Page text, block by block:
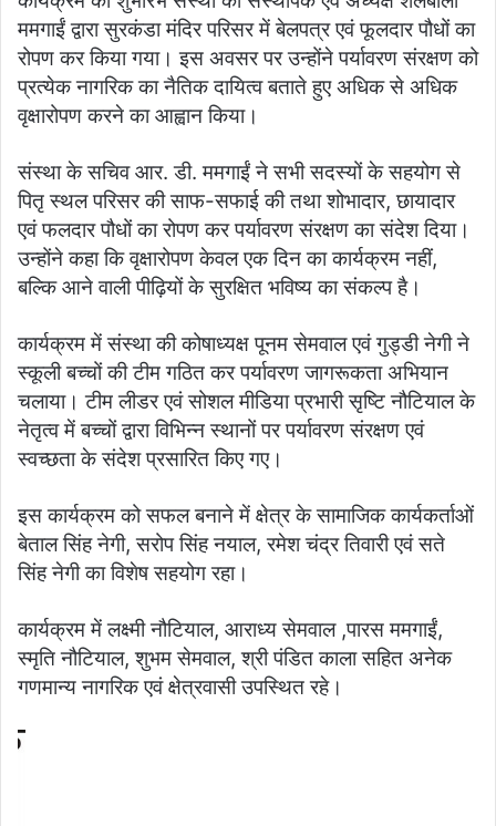
ममगाईं द्वारा सुरकंडा मंदिर परिसर में बेलपत्र एवं फूलदार पौधों का
रोपण कर किया गया। इस अवसर पर उन्होंने पर्यावरण संरक्षण को
प्रत्येक नागरिक का नैतिक दायित्व बताते हुए अधिक से अधिक
वृक्षारोपण करने का आह्वान किया।
संस्था के सचिव आर. डी. ममगाईं ने सभी सदस्यों के सहयोग से
पितृ स्थल परिसर की साफ-सफाई की तथा शोभादार, छायादार
एवं फलदार पौधों का रोपण कर पर्यावरण संरक्षण का संदेश दिया।
उन्होंने कहा कि वृक्षारोपण केवल एक दिन का कार्यक्रम नहीं,
बल्कि आने वाली पीढ़ियों के सुरक्षित भविष्य का संकल्प है।
कार्यक्रम में संस्था की कोषाध्यक्ष पूनम सेमवाल एवं गुड्डी नेगी ने
स्कूली बच्चों की टीम गठित कर पर्यावरण जागरूकता अभियान
चलाया। टीम लीडर एवं सोशल मीडिया प्रभारी सृष्टि नौटियाल के
नेतृत्व में बच्चों द्वारा विभिन्न स्थानों पर पर्यावरण संरक्षण एवं
स्वच्छता के संदेश प्रसारित किए गए।
इस कार्यक्रम को सफल बनाने में क्षेत्र के सामाजिक कार्यकर्ताओं
बेताल सिंह नेगी, सरोप सिंह नयाल, रमेश चंद्र तिवारी एवं सते
सिंह नेगी का विशेष सहयोग रहा।
कार्यक्रम में लक्ष्मी नौटियाल, आराध्य सेमवाल ,पारस ममगाईं,
स्मृति नौटियाल, शुभम सेमवाल, श्री पंडित काला सहित अनेक
गणमान्य नागरिक एवं क्षेत्रवासी उपस्थित रहे।